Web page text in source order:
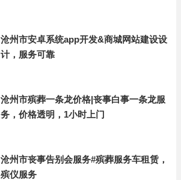
沧州市安卓系统app开发&商城网站建设设
计，服务可靠
沧州市殡葬一条龙价格|丧事白事一条龙服
务，价格透明，1小时上门
沧州市丧事告别会服务#殡葬服务车租赁，
殡仪服务